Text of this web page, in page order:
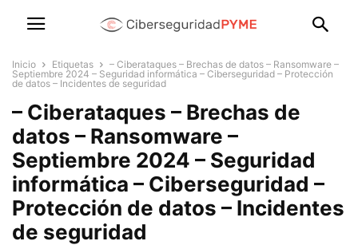
Inicio Etiquetas
– Ciberataques – Brechas de datos – Ransomware –
Septiembre 2024 – Seguridad informática – Ciberseguridad – Protección
de datos – Incidentes de seguridad
– Ciberataques – Brechas de
datos – Ransomware –
Septiembre 2024 – Seguridad
informática – Ciberseguridad –
Protección de datos – Incidentes
de seguridad